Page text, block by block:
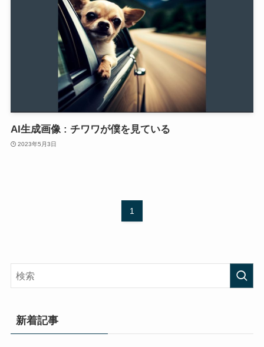
AI生成画像 : チワワが僕を見ている
2023年5月3日
1
新着記事